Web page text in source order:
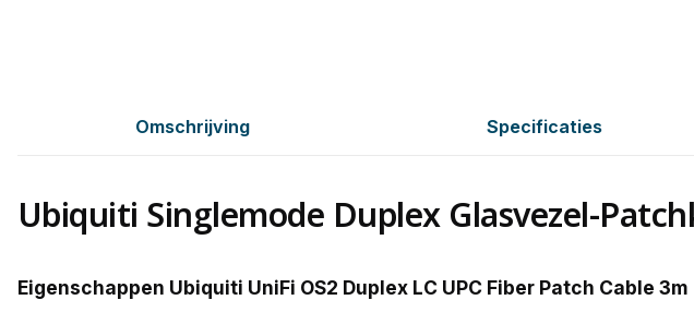
Omschrijving Specificaties
Ubiquiti Singlemode Duplex Glasvezel-
Eigenschappen Ubiquiti UniFi OS2 Duplex LC UPC Fiber Patch Cable 3m